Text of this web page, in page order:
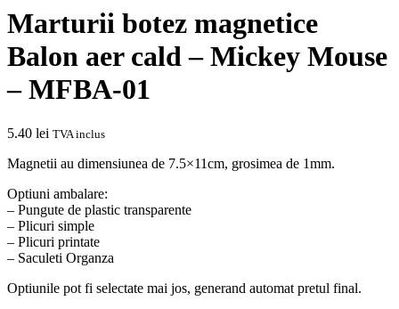
Marturii botez magnetice
Balon aer cald – Mickey Mouse
– MFBA-01
5.40 lei TVA inclus
Magnetii au dimensiunea de 7.5×11cm, grosimea de 1mm.
Optiuni ambalare:
– Pungute de plastic transparente
– Plicuri simple
– Plicuri printate
– Saculeti Organza
Optiunile pot fi selectate mai jos, generand automat pretul final.